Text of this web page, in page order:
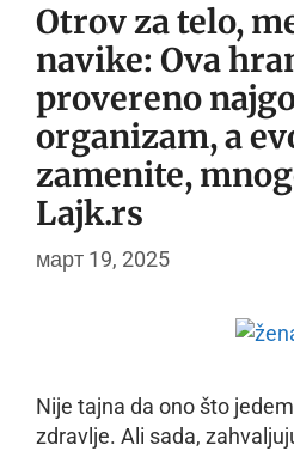
Otrov za telo,
navike: Ova
provereno
organizam, a
zamenite,
Lajk.rs
март 19, 2025
Nije tajna da ono što
zdravlje. Ali sada,